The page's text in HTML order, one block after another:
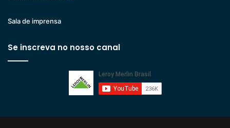
Sala de imprensa
Se inscreva no nosso canal